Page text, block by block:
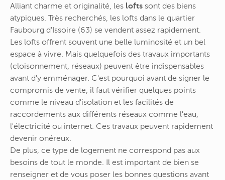
Alliant charme et originalité, les lofts sont des biens
atypiques. Très recherchés, les lofts dans le quartier
Faubourg d'Issoire (63) se vendent assez rapidement.
Les lofts offrent souvent une belle luminosité et un bel
espace à vivre. Mais quelquefois des travaux importants
(cloisonnement, réseaux) peuvent être indispensables
avant d'y emménager. C'est pourquoi avant de signer le
compromis de vente, il faut vérifier quelques points
comme le niveau d'isolation et les facilités de
raccordements aux différents réseaux comme l'eau,
l'électricité ou internet. Ces travaux peuvent rapidement
devenir onéreux.
De plus, ce type de logement ne correspond pas aux
besoins de tout le monde. Il est important de bien se
renseigner et de vous poser les bonnes questions avant